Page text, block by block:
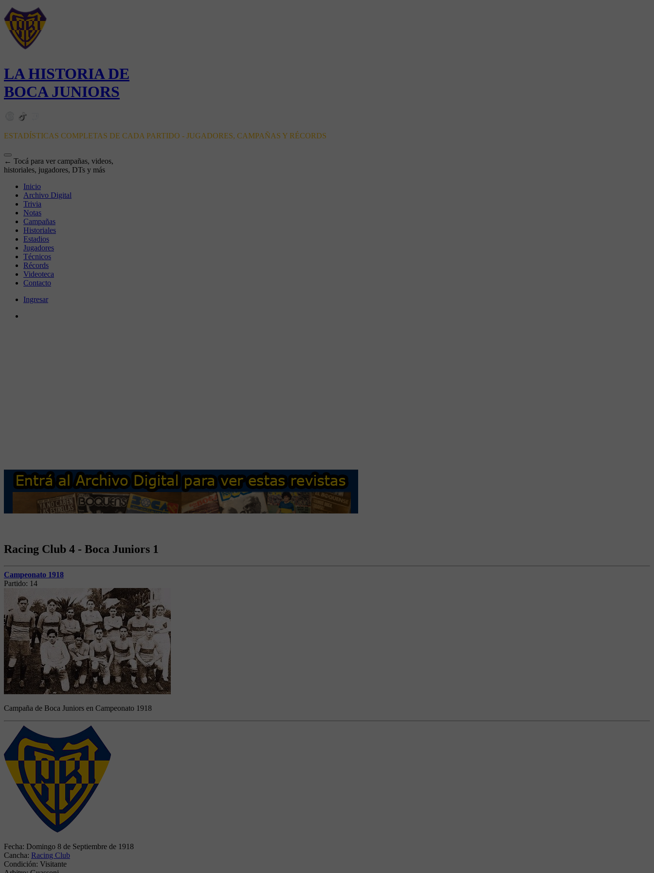
LA HISTORIA DE
BOCA JUNIORS
ESTADÍSTICAS COMPLETAS DE CADA PARTIDO - JUGADORES, CAMPAÑAS Y RÉCORDS
← Tocá para ver campañas, videos,
historiales, jugadores, DTs y más
Inicio
Archivo Digital
Trivia
Notas
Campañas
Historiales
Estadios
Jugadores
Técnicos
Récords
Videoteca
Contacto
Ingresar
Racing Club 4 - Boca Juniors 1
Campeonato 1918
Partido: 14
Campaña de Boca Juniors en Campeonato 1918
Fecha: Domingo 8 de Septiembre de 1918
Cancha: Racing Club
Condición: Visitante